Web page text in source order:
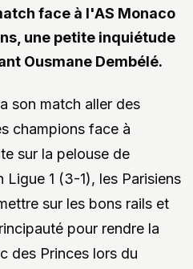
face à l'AS Monaco
une petite inquiétude
Ousmane Dembélé.
son match aller des
champions face à
sur la pelouse de
Ligue 1 (3-1), les Parisiens
sur les bons rails et
pour rendre la
des Princes lors du